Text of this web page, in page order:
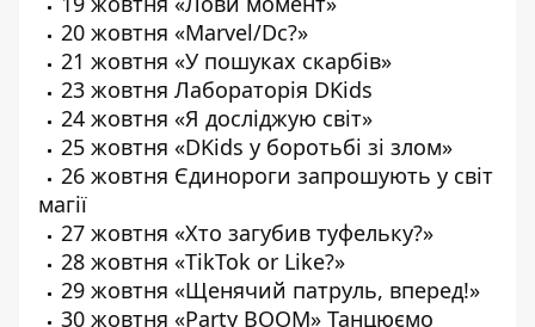
20 жовтня «Marvel/Dc?»
21 жовтня «У пошуках скарбів»
23 жовтня Лабораторія DKids
24 жовтня «Я досліджую світ»
25 жовтня «DKids у боротьбі зі злом»
26 жовтня Єдинороги запрошують у світ
магії
27 жовтня «Хто загубив туфельку?»
28 жовтня «TikTok or Like?»
29 жовтня «Щенячий патруль, вперед!»
30 жовтня «Party BOOM» Танцюємо